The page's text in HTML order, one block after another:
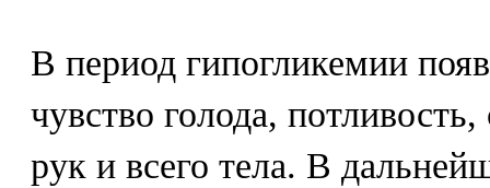
В период гипогликемии
чувство голода,
рук и всего тела. В